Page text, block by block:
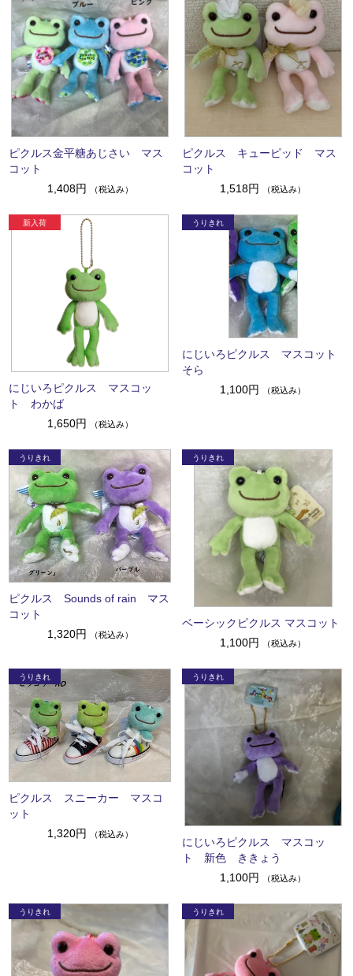
ピクルス金平糖あじさい マス
コット
1,408円
（税込み）
ピクルス キューピッド マス
コット
1,518円
（税込み）
にじいろピクルス マスコッ
ト わかば
1,650円
（税込み）
にじいろピクルス マスコット
そら
1,100円
（税込み）
ピクルス Sounds of rain マス
コット
1,320円
（税込み）
ベーシックピクルス マスコット
1,100円
（税込み）
ピクルス スニーカー マスコ
ット
1,320円
（税込み）
にじいろピクルス マスコッ
ト 新色 ききょう
1,100円
（税込み）